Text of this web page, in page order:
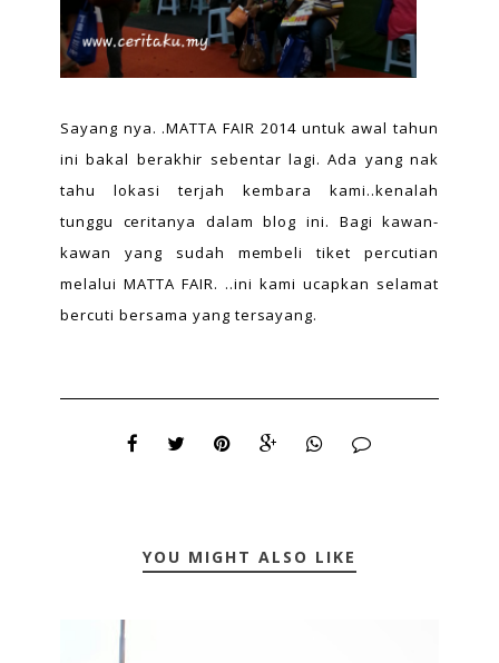
Sayang nya. .MATTA FAIR 2014 untuk awal tahun
ini bakal berakhir sebentar lagi. Ada yang nak
tahu lokasi terjah kembara kami..kenalah
tunggu ceritanya dalam blog ini. Bagi kawan-
kawan yang sudah membeli tiket percutian
melalui MATTA FAIR. ..ini kami ucapkan selamat
bercuti bersama yang tersayang.
YOU MIGHT ALSO LIKE